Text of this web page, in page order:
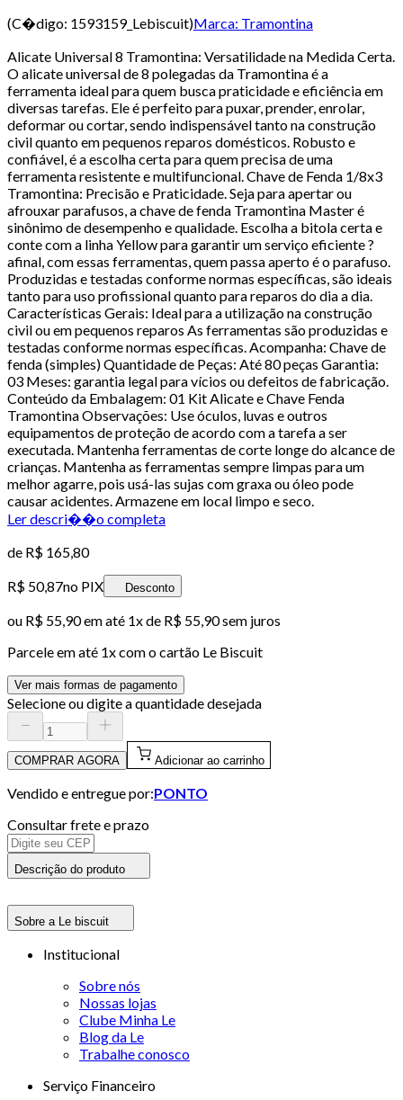
(C�digo: 1593159_Lebiscuit)Marca: Tramontina
Alicate Universal 8 Tramontina: Versatilidade na Medida Certa.
O alicate universal de 8 polegadas da Tramontina é a
ferramenta ideal para quem busca praticidade e eficiência em
diversas tarefas. Ele é perfeito para puxar, prender, enrolar,
deformar ou cortar, sendo indispensável tanto na construção
civil quanto em pequenos reparos domésticos. Robusto e
confiável, é a escolha certa para quem precisa de uma
ferramenta resistente e multifuncional. Chave de Fenda 1/8x3
Tramontina: Precisão e Praticidade. Seja para apertar ou
afrouxar parafusos, a chave de fenda Tramontina Master é
sinônimo de desempenho e qualidade. Escolha a bitola certa e
conte com a linha Yellow para garantir um serviço eficiente ?
afinal, com essas ferramentas, quem passa aperto é o parafuso.
Produzidas e testadas conforme normas específicas, são ideais
tanto para uso profissional quanto para reparos do dia a dia.
Características Gerais: Ideal para a utilização na construção
civil ou em pequenos reparos As ferramentas são produzidas e
testadas conforme normas específicas. Acompanha: Chave de
fenda (simples) Quantidade de Peças: Até 80 peças Garantia:
03 Meses: garantia legal para vícios ou defeitos de fabricação.
Conteúdo da Embalagem: 01 Kit Alicate e Chave Fenda
Tramontina Observações: Use óculos, luvas e outros
equipamentos de proteção de acordo com a tarefa a ser
executada. Mantenha ferramentas de corte longe do alcance de
crianças. Mantenha as ferramentas sempre limpas para um
melhor agarre, pois usá-las sujas com graxa ou óleo pode
causar acidentes. Armazene em local limpo e seco.
Ler descri��o completa
de R$ 165,80
R$ 50,87no PIX Desconto
ou R$ 55,90em até 1x de R$ 55,90sem juros
Parcele em até 1x com o cartão Le Biscuit
Ver mais formas de pagamento
Selecione ou digite a quantidade desejada
COMPRAR AGORA Adicionar ao carrinho
Vendido e entregue por:PONTO
Consultar frete e prazo
Descrição do produto
Sobre a Le biscuit
Institucional
Sobre nós
Nossas lojas
Clube Minha Le
Blog da Le
Trabalhe conosco
Serviço Financeiro